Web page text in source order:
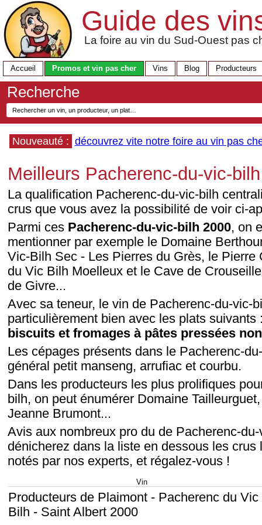
Guide des
La foire au vin du Sud-Ouest pas
Accueil Promos et vin pas cher Vins Blog Producteurs
Recherche
Nouveauté : découvrez vite notre foire au vin pas
Meilleurs Pacherenc-du-vic-
La qualification Pacherenc-du-vic-bilh
crus que vous avez la possibilité de voir ci-
Parmi ces Pacherenc-du-vic-bilh 2000, on
mentionner par exemple le Domaine
Vic-Bilh Sec - Les Pierres du Grès, le Pierre
du Vic Bilh Moelleux et le Cave de
de Givre...
Avec sa teneur, le vin de Pacherenc-du-vic-
particulièrement bien avec les plats suivants
biscuits et fromages à pâtes pressées
Les cépages présents dans le Pacherenc-
général petit manseng, arrufiac et courbu.
Dans les producteurs les plus prolifiques
bilh, on peut énumérer Domaine
Jeanne Brumont...
Avis aux nombreux pro du de Pacherenc-
dénicherez dans la liste en dessous les crus
notés par nos experts, et régalez-vous !
Vin
Producteurs de Plaimont - Pacherenc du Vic
Bilh - Saint Albert 2000